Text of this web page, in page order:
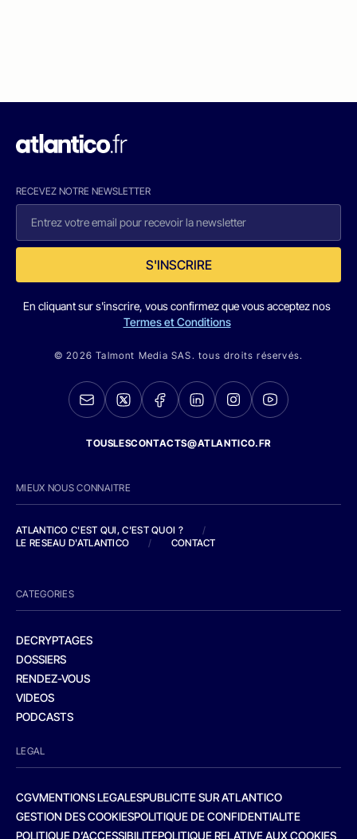
RECEVEZ NOTRE NEWSLETTER
S'INSCRIRE
En cliquant sur s'inscrire, vous confirmez que vous acceptez nos
Termes et Conditions
© 2026 Talmont Media SAS. tous droits réservés.
TOUSLESCONTACTS@ATLANTICO.FR
MIEUX NOUS CONNAITRE
ATLANTICO C'EST QUI, C'EST QUOI ?
/
LE RESEAU D'ATLANTICO
/ CONTACT
CATEGORIES
DECRYPTAGES
DOSSIERS
RENDEZ-VOUS
VIDEOS
PODCASTS
LEGAL
CGVMENTIONS LEGALESPUBLICITE SUR ATLANTICO
GESTION DES COOKIESPOLITIQUE DE CONFIDENTIALITE
POLITIQUE D’ACCESSIBILITEPOLITIQUE RELATIVE AUX COOKIES